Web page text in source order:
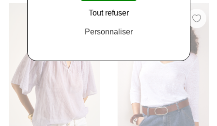
Tout refuser
Personnaliser